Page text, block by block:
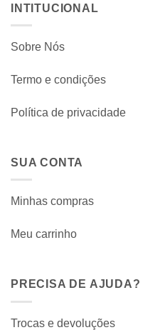
INTITUCIONAL
Sobre Nós
Termo e condições
Política de privacidade
SUA CONTA
Minhas compras
Meu carrinho
PRECISA DE AJUDA?
Trocas e devoluções